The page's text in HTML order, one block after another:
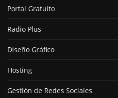
Portal Gratuito
Radio Plus
Diseño Gráfico
Hosting
Gestión de Redes Sociales